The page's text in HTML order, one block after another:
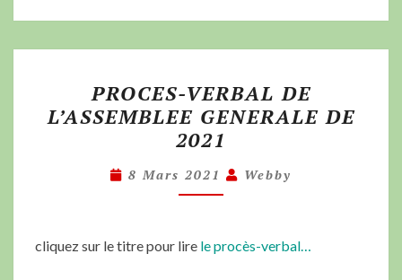
PROCES-VERBAL DE
L’ASSEMBLEE GENERALE DE
2021
8 Mars 2021 Webby
cliquez sur le titre pour lire le procès-verbal…